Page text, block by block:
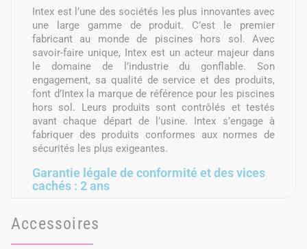
Intex est l’une des sociétés les plus innovantes avec
une large gamme de produit. C’est le premier
fabricant au monde de piscines hors sol. Avec
savoir-faire unique, Intex est un acteur majeur dans
le domaine de l’industrie du gonflable. Son
engagement, sa qualité de service et des produits,
font d’Intex la marque de référence pour les piscines
hors sol. Leurs produits sont contrôlés et testés
avant chaque départ de l’usine. Intex s’engage à
fabriquer des produits conformes aux normes de
sécurités les plus exigeantes.
Garantie légale de conformité et des vices
cachés : 2 ans
Accessoires